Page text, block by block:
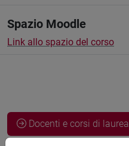
Spazio Moodle
Link allo spazio del corso
Docenti e corsi di laurea